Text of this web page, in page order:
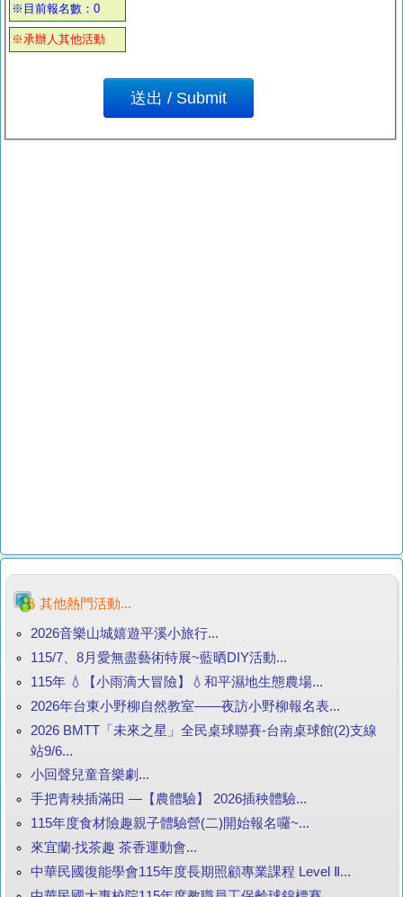
※目前報名數：0
※承辦人其他活動
其他熱門活動...
2026音樂山城嬉遊平溪小旅行...
115/7、8月愛無盡藝術特展~藍晒DIY活動...
115年 💧【小雨滴大冒險】💧和平濕地生態農場...
2026年台東小野柳自然教室——夜訪小野柳報名表...
2026 BMTT「未來之星」全民桌球聯賽-台南桌球館(2)支線
站9/6...
小回聲兒童音樂劇...
手把青秧插滿田 —【農體驗】 2026插秧體驗...
115年度食材險趣親子體驗營(二)開始報名囉~...
來宜蘭‧找茶趣 茶香運動會...
中華民國復能學會115年度長期照顧專業課程 Level Ⅱ...